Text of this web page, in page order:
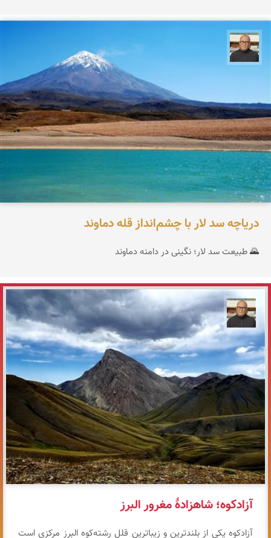
دریاچه سد لار با چشم‌انداز قله دماوند
🌄 طبیعت سد لار؛ نگینی در دامنه دماوند
مازیار ذاکری
آزادکوه؛ شاهزادهٔ مغرور البرز
آزادکوه یکی از بلندترین و زیباترین قلل رشته‌کوه البرز مرکزی است